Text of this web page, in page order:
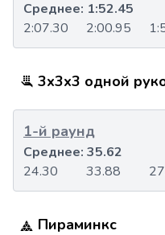
2:07.30 2:00.95
Среднее: 1:52.45
3x3x3 одной
1-й раунд
24.30 33.88
Среднее: 35.62
Пираминкс